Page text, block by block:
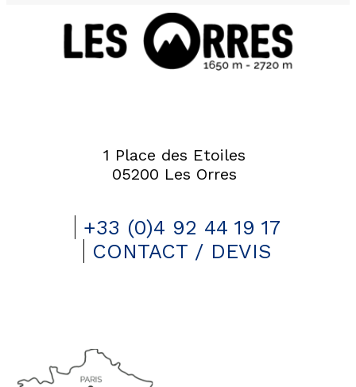
1 Place des Etoiles
05200 Les Orres
+33 (0)4 92 44 19 17
CONTACT / DEVIS